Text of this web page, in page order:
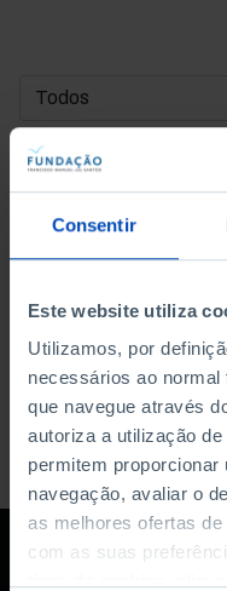
Consentir
Este website utiliza
Utilizamos, por
necessários ao
que navegue através
autoriza a utilização
permitem proporcionar
navegação, avaliar o
as melhores ofertas
com as suas
DATA DE INÍCIO
DATA DE FIM